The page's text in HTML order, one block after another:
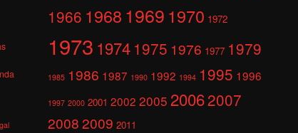
1966 1968 1969 1970 1972
1973 1974 1975 1976 1977 1979
1985 1986 1987 1990 1992 1994 1995 1996
1997 2000 2001 2002 2005 20062007
20082009 2011